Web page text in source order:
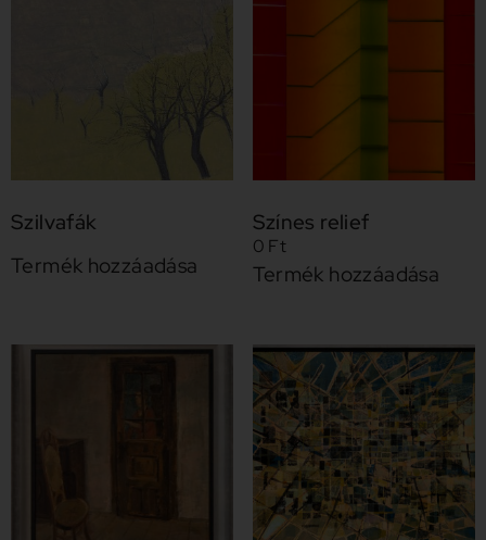
Szilvafák
Termék hozzáadása
Színes relief
0 Ft
Termék hozzáadása